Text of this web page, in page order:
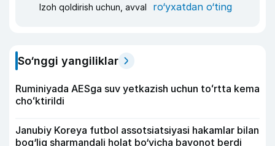
Izoh qoldirish uchun, avval ro‘yxatdan o‘ting
So‘nggi yangiliklar
Ruminiyada AESga suv yetkazish uchun toʻrtta kema
choʻktirildi
Janubiy Koreya futbol assotsiatsiyasi hakamlar bilan
bog‘liq sharmandali holat bo‘yicha bayonot berdi